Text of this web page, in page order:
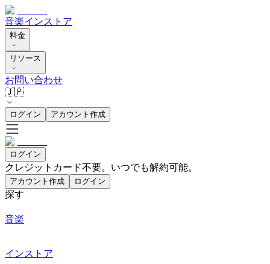
音楽インストア
料金
リソース
お問い合わせ
🇯🇵
ログイン アカウント作成
ログイン
クレジットカード不要。いつでも解約可能。
アカウント作成 ログイン
探す
音楽
インストア